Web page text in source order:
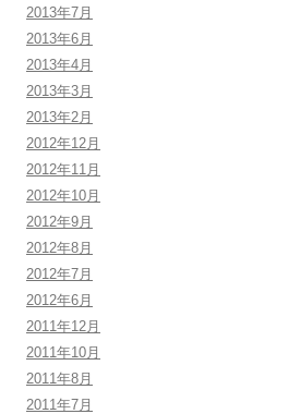
2013年7月
2013年6月
2013年4月
2013年3月
2013年2月
2012年12月
2012年11月
2012年10月
2012年9月
2012年8月
2012年7月
2012年6月
2011年12月
2011年10月
2011年8月
2011年7月